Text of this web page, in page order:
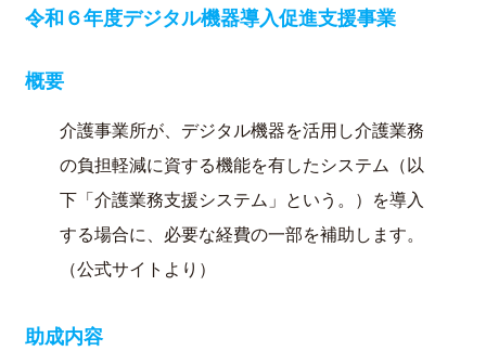
令和６年度デジタル機器導入促進支援事業
概要
介護事業所が、デジタル機器を活用し介護業務
の負担軽減に資する機能を有したシステム（以
下「介護業務支援システム」という。）を導入
する場合に、必要な経費の一部を補助します。
（公式サイトより）
助成内容